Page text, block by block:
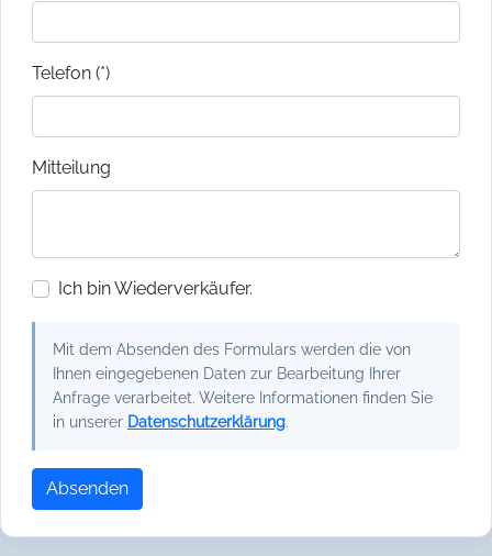
Telefon (*)
Mitteilung
Ich bin Wiederverkäufer.
Mit dem Absenden des Formulars werden die von
Ihnen eingegebenen Daten zur Bearbeitung Ihrer
Anfrage verarbeitet. Weitere Informationen finden Sie
in unserer Datenschutzerklärung.
Absenden